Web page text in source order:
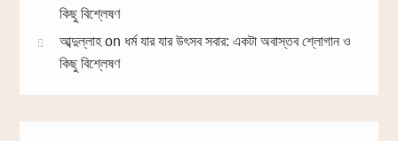
কিছু বিশ্লেষণ
আব্দুল্লাহon ধর্ম যার যার উৎসব সবার: একটা অবাস্তব শ্লোগান ও
কিছু বিশ্লেষণ